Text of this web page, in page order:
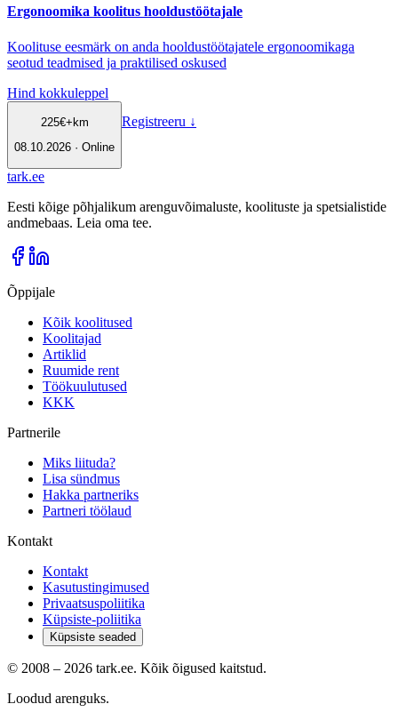
Ergonoomika koolitus hooldustöötajale
Koolituse eesmärk on anda hooldustöötajatele ergonoomikaga
seotud teadmised ja praktilised oskused
Hind kokkuleppel
225€+km
08.10.2026 · Online
Registreeru ↓
tark.ee
Eesti kõige põhjalikum arenguvõimaluste, koolituste ja spetsialistide
andmebaas. Leia oma tee.
Õppijale
Kõik koolitused
Koolitajad
Artiklid
Ruumide rent
Töökuulutused
KKK
Partnerile
Miks liituda?
Lisa sündmus
Hakka partneriks
Partneri töölaud
Kontakt
Kontakt
Kasutustingimused
Privaatsuspoliitika
Küpsiste-poliitika
Küpsiste seaded
© 2008 – 2026 tark.ee. Kõik õigused kaitstud.
Loodud arenguks.